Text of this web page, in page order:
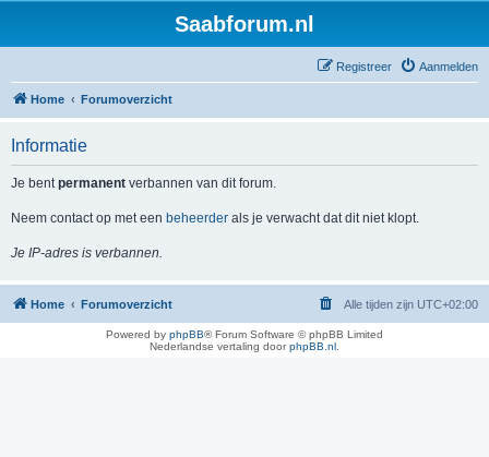
Saabforum.nl
Aanmelden
Registreer
Home Forumoverzicht
Informatie
Je bentpermanent verbannen van dit forum.
Neem contact op met een beheerder als je verwacht dat dit niet klopt.
Je IP-adres is verbannen.
Home Forumoverzicht Alle tijden zijn UTC+02:00
Powered by phpBB® Forum Software © phpBB Limited
Nederlandse vertaling doorphpBB.nl